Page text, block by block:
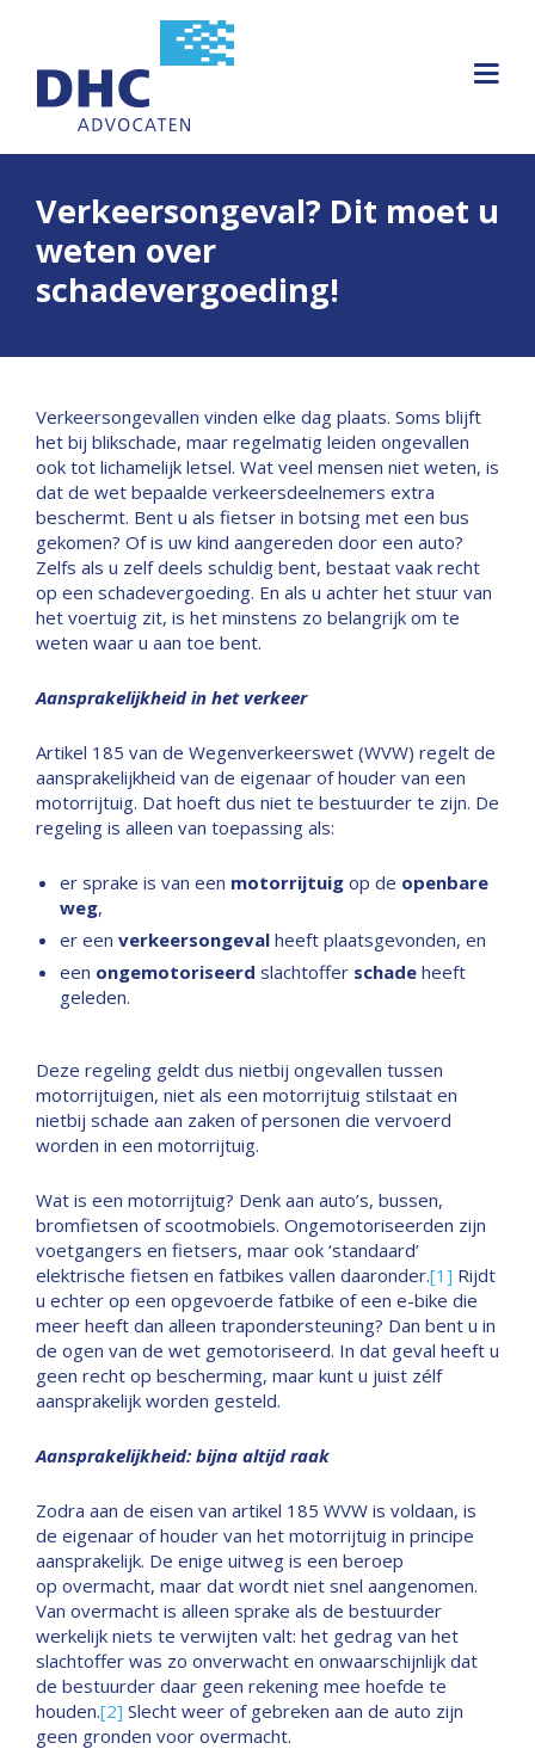
Verkeersongeval? Dit moet u
weten over
schadevergoeding!
Verkeersongevallen vinden elke dag plaats. Soms blijft
het bij blikschade, maar regelmatig leiden ongevallen
ook tot lichamelijk letsel. Wat veel mensen niet weten, is
dat de wet bepaalde verkeersdeelnemers extra
beschermt. Bent u als fietser in botsing met een bus
gekomen? Of is uw kind aangereden door een auto?
Zelfs als u zelf deels schuldig bent, bestaat vaak recht
op een schadevergoeding. En als u achter het stuur van
het voertuig zit, is het minstens zo belangrijk om te
weten waar u aan toe bent.
Aansprakelijkheid in het verkeer
Artikel 185 van de Wegenverkeerswet (WVW) regelt de
aansprakelijkheid van de eigenaar of houder van een
motorrijtuig. Dat hoeft dus niet te bestuurder te zijn. De
regeling is alleen van toepassing als:
er sprake is van een motorrijtuig op de openbare
weg,
er een verkeersongeval heeft plaatsgevonden, en
een ongemotoriseerd slachtoffer schade heeft
geleden.
Deze regeling geldt dus nietbij ongevallen tussen
motorrijtuigen, niet als een motorrijtuig stilstaat en
nietbij schade aan zaken of personen die vervoerd
worden in een motorrijtuig.
Wat is een motorrijtuig? Denk aan auto’s, bussen,
bromfietsen of scootmobiels. Ongemotoriseerden zijn
voetgangers en fietsers, maar ook ‘standaard’
elektrische fietsen en fatbikes vallen daaronder.[1] Rijdt
u echter op een opgevoerde fatbike of een e-bike die
meer heeft dan alleen trapondersteuning? Dan bent u in
de ogen van de wet gemotoriseerd. In dat geval heeft u
geen recht op bescherming, maar kunt u juist zélf
aansprakelijk worden gesteld.
Aansprakelijkheid: bijna altijd raak
Zodra aan de eisen van artikel 185 WVW is voldaan, is
de eigenaar of houder van het motorrijtuig in principe
aansprakelijk. De enige uitweg is een beroep
op overmacht, maar dat wordt niet snel aangenomen.
Van overmacht is alleen sprake als de bestuurder
werkelijk niets te verwijten valt: het gedrag van het
slachtoffer was zo onverwacht en onwaarschijnlijk dat
de bestuurder daar geen rekening mee hoefde te
houden.[2] Slecht weer of gebreken aan de auto zijn
geen gronden voor overmacht.